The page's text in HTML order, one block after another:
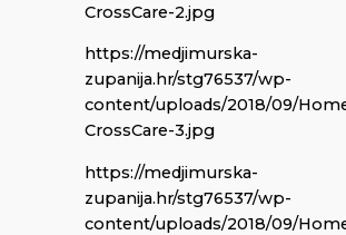
CrossCare-2.jpg
https://medjimurska-
zupanija.hr/stg76537/wp-
content/uploads/2018/09/
CrossCare-3.jpg
https://medjimurska-
zupanija.hr/stg76537/wp-
content/uploads/2018/09/